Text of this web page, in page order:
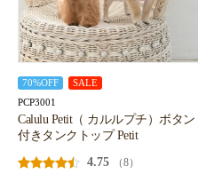
70%OFF SALE
PCP3001
Calulu Petit（ カルルプチ）ボタン
付きタンクトップ Petit
4.75
（8）